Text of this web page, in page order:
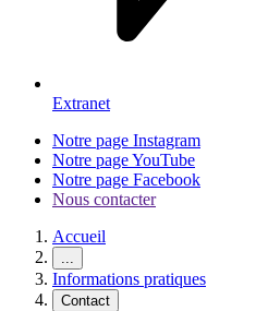
Extranet
Notre page Instagram
Notre page YouTube
Notre page Facebook
Nous contacter
Accueil
...
Informations pratiques
Contact